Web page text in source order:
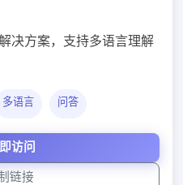
决方案，支持多语言理解
多语言 问答
访问
链接